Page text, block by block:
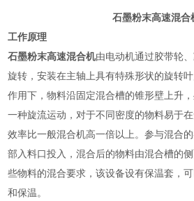
石墨粉末高速混合
工作原理
石墨粉末高速混合机由电动机通过胶带轮
旋转，安装在主轴上具有特殊形状的旋转
作用下，物料沿固定混合槽的锥形壁上升
一种旋流运动，对于不同密度的物料易于
效率比一般混合机高一倍以上。参与混合
部入料口投入，混合后的物料由混合槽的
些物料的混合要求，该设备设有保温套，
和保温。